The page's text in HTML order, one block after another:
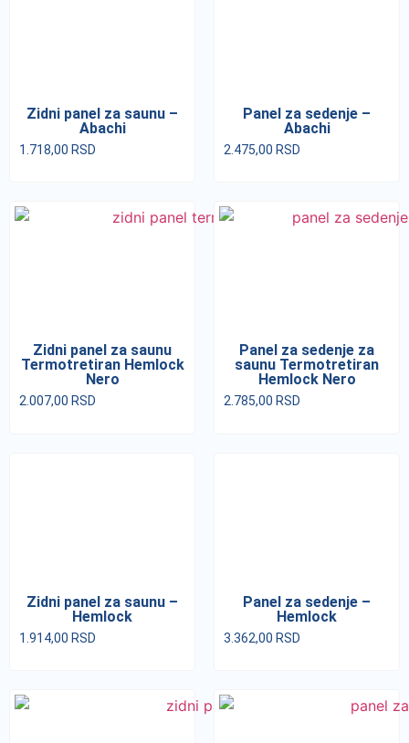
Zidni panel za saunu –
Abachi
1.718,00 RSD
Panel za sedenje –
Abachi
2.475,00 RSD
Zidni panel za saunu
Termotretiran Hemlock
Nero
2.007,00 RSD
Panel za sedenje za
saunu Termotretiran
Hemlock Nero
2.785,00 RSD
Zidni panel za saunu –
Hemlock
1.914,00 RSD
Panel za sedenje –
Hemlock
3.362,00 RSD